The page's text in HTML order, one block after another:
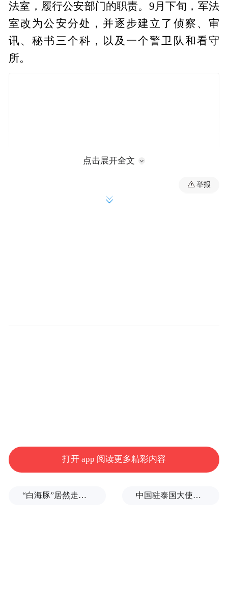
法室，履行公安部门的职责。9月下旬，军法
室改为公安分处，并逐步建立了侦察、审
讯、秘书三个科，以及一个警卫队和看守
所。
1943年2月，淮南津浦路东行政公署建立东南
点击展开全文
举报
打开 app 阅读更多精彩内容
“白海豚”居然走出了古怪路径 中国驻泰国大使馆发布关于中国公民来泰国参加文体活动的提醒